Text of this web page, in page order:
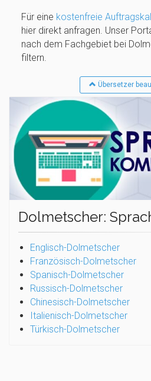
Für eine kostenfreie
hier direkt anfragen. Unser
nach dem Fachgebiet bei
filtern.
Übersetzer
Dolmetscher:
Englisch-Dolmetscher
Französisch-Dolmetscher
Spanisch-Dolmetscher
Russisch-Dolmetscher
Chinesisch-Dolmetscher
Italienisch-Dolmetscher
Türkisch-Dolmetscher